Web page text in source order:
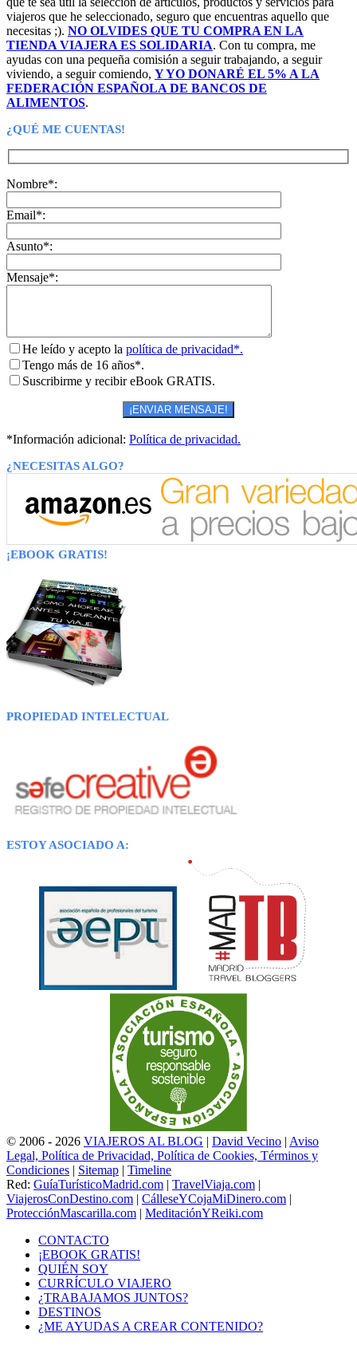
viajeros que he seleccionado, seguro que encuentras aquello que
necesitas ;). NO OLVIDES QUE TU COMPRA EN LA
TIENDA VIAJERA ES SOLIDARIA. Con tu compra, me
ayudas con una pequeña comisión a seguir trabajando, a seguir
viviendo, a seguir comiendo, Y YO DONARÉ EL 5% A LA
FEDERACIÓN ESPAÑOLA DE BANCOS DE
ALIMENTOS.
¿QUÉ ME CUENTAS!
Nombre*:
Email*:
Asunto*:
Mensaje*:
He leído y acepto la política de privacidad*.
Tengo más de 16 años*.
Suscribirme y recibir eBook GRATIS.
*Información adicional: Política de privacidad.
¿NECESITAS ALGO?
¡EBOOK GRATIS!
PROPIEDAD INTELECTUAL
ESTOY ASOCIADO A:
© 2006 - 2026 VIAJEROS AL BLOG | David Vecino | Aviso
Legal, Política de Privacidad, Política de Cookies, Términos y
Condiciones | Sitemap | Timeline
Red: GuíaTurísticoMadrid.com | TravelViaja.com |
ViajerosConDestino.com | CálleseYCojaMiDinero.com |
ProtecciónMascarilla.com | MeditaciónYReiki.com
CONTACTO
¡EBOOK GRATIS!
QUIÉN SOY
CURRÍCULO VIAJERO
¿TRABAJAMOS JUNTOS?
DESTINOS
¿ME AYUDAS A CREAR CONTENIDO?